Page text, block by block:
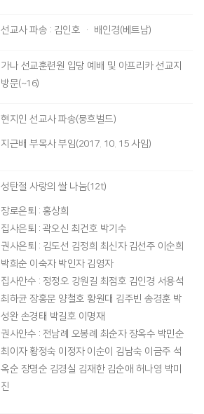
선교사 파송 : 김인호 · 배인경(베트남)
가나 선교훈련원 입당 예배 및 아프리카 선교지
방문(~16)
현지인 선교사 파송(뭉흐벌드)
지근배 부목사 부임(2017. 10. 15 사임)
성탄절 사랑의 쌀 나눔(12t)
장로은퇴 : 홍상희
집사은퇴 : 곽오신 최건호 박기수
권사은퇴 : 김도선 김정희 최신자 김선주 이순희
박희순 이숙자 박인자 김영자
집사안수 : 정정오 강원길 최점호 김인경 서용석
최하균 장홍문 양철호 황원대 김주빈 송경훈 박
성완 손경태 박길호 이명재
권사안수 : 전남례 오봉례 최순자 장옥수 박민순
최이자 황정숙 이정자 이순이 김남숙 이금주 석
옥순 장명순 김경실 김재한 김순애 허나영 박미
진